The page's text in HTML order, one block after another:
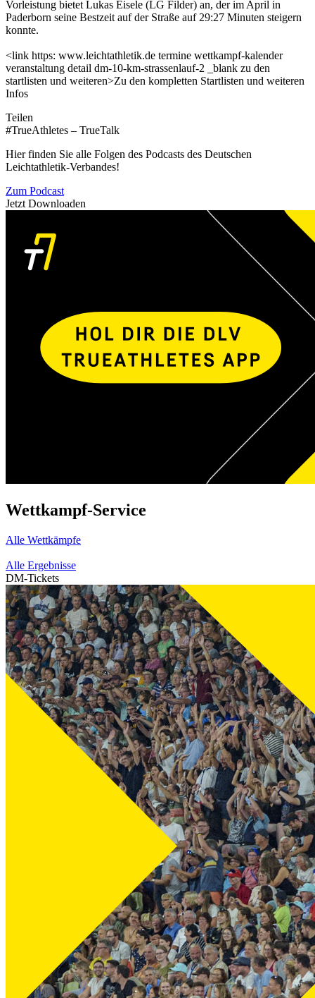
Vorleistung bietet Lukas Eisele (LG Filder) an, der im April in
Paderborn seine Bestzeit auf der Straße auf 29:27 Minuten steigern
konnte.
<link https: www.leichtathletik.de termine wettkampf-kalender
veranstaltung detail dm-10-km-strassenlauf-2 _blank zu den
startlisten und weiteren>Zu den kompletten Startlisten und weiteren
Infos
Teilen
#TrueAthletes – TrueTalk
Hier finden Sie alle Folgen des Podcasts des Deutschen
Leichtathletik-Verbandes!
Zum Podcast
Jetzt Downloaden
Wettkampf-Service
Alle Wettkämpfe
Alle Ergebnisse
DM-Tickets